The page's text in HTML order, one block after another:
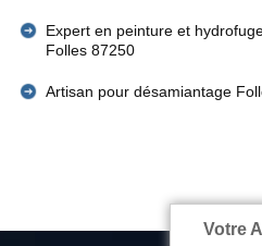
Expert en peinture et
Folles 87250
Artisan pour désamiantage
Votre